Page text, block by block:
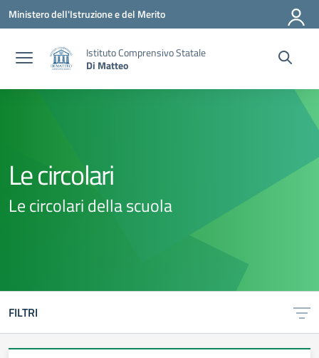
Vai ai contenuti
Vai al menu di navigazione
Vai al footer
Ministero dell'Istruzione e del Merito
Istituto Comprensivo Statale
Di Matteo
Le circolari
Le circolari della scuola
FILTRI